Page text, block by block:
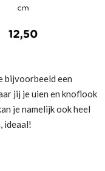
bijvoorbeeld een
jij je uien en knoflook
je namelijk ook heel
ideaal!